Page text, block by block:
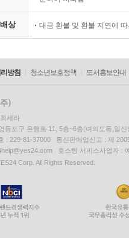
상 대금 환불 및 환불 지연에
방침 청소년보호정책 도서홍보안내
세라
등포구 은행로 11, 5층~6층(여의도동,일신
: 229-81-37000 통신판매업신고 : 제
호스팅 서비스사업자 :
Corp. All Rights Reserved.